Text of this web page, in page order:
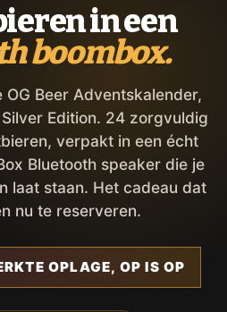
in een
boombox.
OG Beer Adventskalender,
Edition. 24 zorgvuldig
verpakt in een écht
Bluetooth speaker die je
laat staan. Het cadeau dat
nu te reserveren.
OPLAGE, OP IS OP